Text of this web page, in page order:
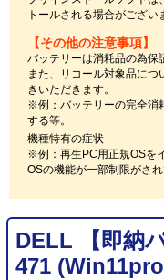
トールされる場合がござい
【その他の注意事項】
バッテリーは消耗品の為保
また、リコール対象品に
きいただきます。
※例：バッテリーの完全消
する等。
機種特有の症状
※例：再生PC用正規OSを
OSの機能が一部制限がされ
DELL 【即納
471